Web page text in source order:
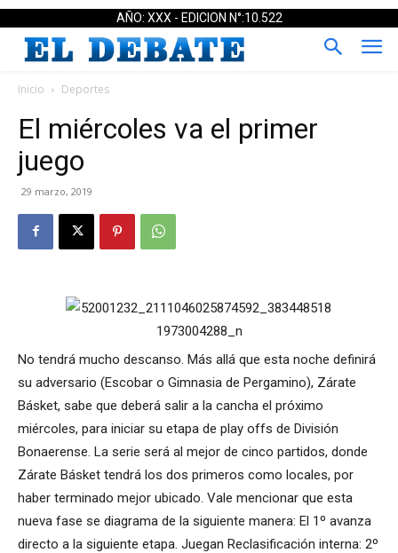
AÑO: XXX - EDICION N°:10.522
Inicio Deportes
El miércoles va el primer
juego
29 marzo, 2019
No tendrá mucho descanso. Más allá que esta noche definirá
su adversario (Escobar o Gimnasia de Pergamino), Zárate
Básket, sabe que deberá salir a la cancha el próximo
miércoles, para iniciar su etapa de play offs de División
Bonaerense. La serie será al mejor de cinco partidos, donde
Zárate Básket tendrá los dos primeros como locales, por
haber terminado mejor ubicado. Vale mencionar que esta
nueva fase se diagrama de la siguiente manera: El 1º avanza
directo a la siguiente etapa. Juegan Reclasificación interna: 2º